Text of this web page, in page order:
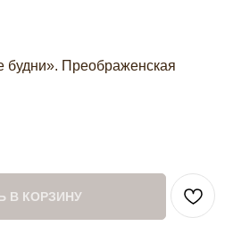
будни». Преображенская
В КОРЗИНУ